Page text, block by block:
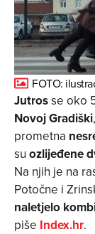
FOTO:
Jutrosse oko
Novoj Gradiški
prometna
su ozlijeđene
Na njih je na
Potočne i
naletjelo
piše Index.hr.